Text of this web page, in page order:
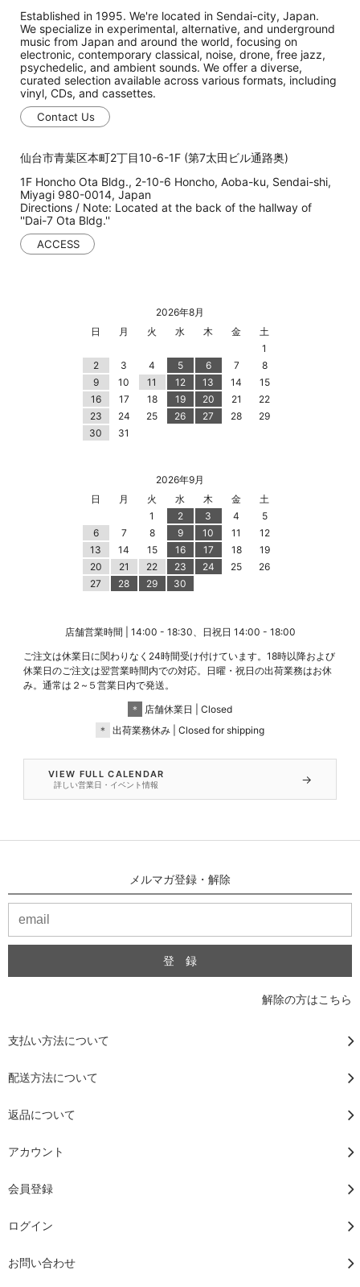
Established in 1995. We're located in Sendai-city, Japan.
We specialize in experimental, alternative, and underground
music from Japan and around the world, focusing on
electronic, contemporary classical, noise, drone, free jazz,
psychedelic, and ambient sounds. We offer a diverse,
curated selection available across various formats, including
vinyl, CDs, and cassettes.
Contact Us
仙台市青葉区本町2丁目10-6-1F (第7太田ビル通路奥)
1F Honcho Ota Bldg., 2-10-6 Honcho, Aoba-ku, Sendai-shi,
Miyagi 980-0014, Japan
Directions / Note: Located at the back of the hallway of
''Dai-7 Ota Bldg.''
ACCESS
2026年8月
日
月 火 水 木 金
土
1
2
3 4 5 6 7
8
9
10 11 12 13 14
15
16
17 18 19 20 21
22
23
24 25 26 27 28
29
30
31
2026年9月
日
月 火 水 木 金
土
1
2 3 4
5
6
7 8 9 10 11
12
13
14 15 16 17 18
19
20
21 22 23 24 25
26
27
28 29 30
店舗営業時間 | 14:00 - 18:30、日祝日 14:00 - 18:00
ご注文は休業日に関わりなく24時間受け付けています。18時以降および
休業日のご注文は翌営業時間内での対応。日曜・祝日の出荷業務はお休
み。通常は２~５営業日内で発送。
＊
店舗休業日 | Closed
＊
出荷業務休み | Closed for shipping
VIEW FULL CALENDAR
詳しい営業日・イベント情報 →
メルマガ登録・解除
解除の方はこちら
支払い方法について
配送方法について
返品について
アカウント
会員登録
ログイン
お問い合わせ